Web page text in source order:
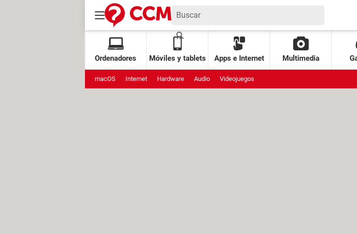
Ordenadores Móviles y tablets Apps e Internet Multimedia
macOS Internet Hardware Audio Videojuegos